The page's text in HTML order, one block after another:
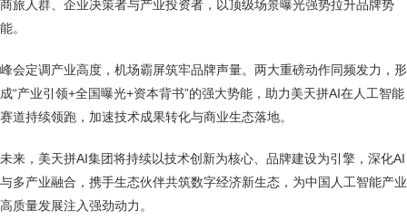
商旅人群、企业决策者与产业投资者，以顶级场景曝光强势拉升品牌势
能。
峰会定调产业高度，机场霸屏筑牢品牌声量。两大重磅动作同频发力，形
成“产业引领+全国曝光+资本背书”的强大势能，助力美天拼AI在人工智能
赛道持续领跑，加速技术成果转化与商业生态落地。
未来，美天拼AI集团将持续以技术创新为核心、品牌建设为引擎，深化AI
与多产业融合，携手生态伙伴共筑数字经济新生态，为中国人工智能产业
高质量发展注入强劲动力。